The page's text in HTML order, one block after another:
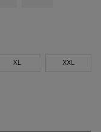
XL XXL